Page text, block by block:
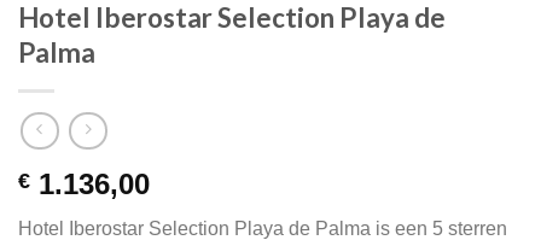
Hotel Iberostar Selection Playa de
Palma
€ 1.136,00
Hotel Iberostar Selection Playa de Palma is een 5 sterren